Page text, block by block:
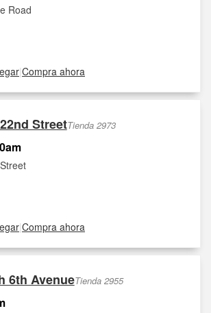
Road
|Compra ahora
StreetTienda 2973
|Compra ahora
6th AvenueTienda 2955